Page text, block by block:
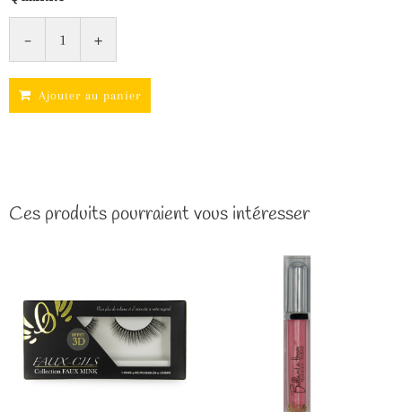
+
-
Ajouter au panier
Ces produits pourraient vous intéresser